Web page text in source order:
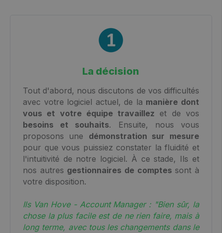
La décision
Tout d'abord, nous discutons de vos difficultés
avec votre logiciel actuel, de la manière dont
vous et votre équipe travaillez et de vos
besoins et souhaits. Ensuite, nous vous
proposons une démonstration sur mesure
pour que vous puissiez constater la fluidité et
l'intuitivité de notre logiciel. À ce stade, Ils et
nos autres gestionnaires de comptessont à
votre disposition.
Ils Van Hove - Account Manager : "Bien sûr, la
chose la plus facile est de ne rien faire, mais à
long terme, avec tous les changements dans le